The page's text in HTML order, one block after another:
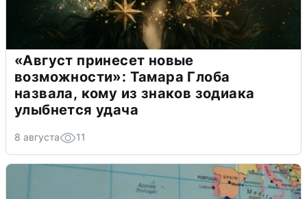
«Август принесет новые
возможности»: Тамара Глоба
назвала, кому из знаков зодиака
улыбнется удача
8 августа 11